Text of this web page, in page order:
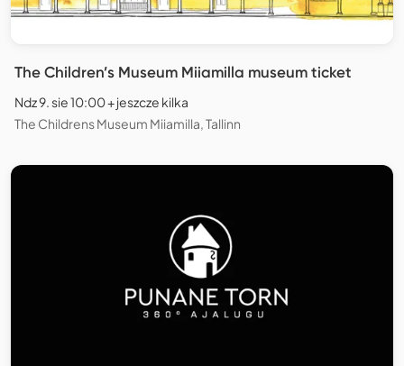
The Children’s Museum Miiamilla museum ticket
Ndz 9. sie 10:00 + jeszcze kilka
The Childrens Museum Miiamilla, Tallinn